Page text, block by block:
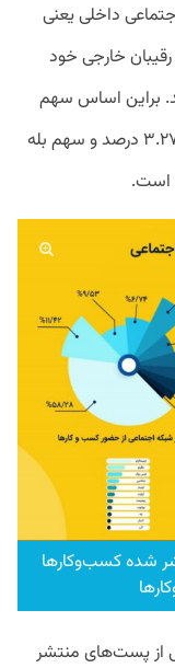
داخلی یعنی
رقیبان خارجی خود
براین اساس سهم
آپارات از حضور کسب‌ و کارهای ایرانی برابر با ۳.۲۷ درصد و سهم بله
شده کسب‌وکار‌ها
از پست‌های منتشر